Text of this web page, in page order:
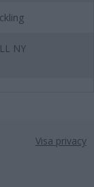
NY
Visa privacy